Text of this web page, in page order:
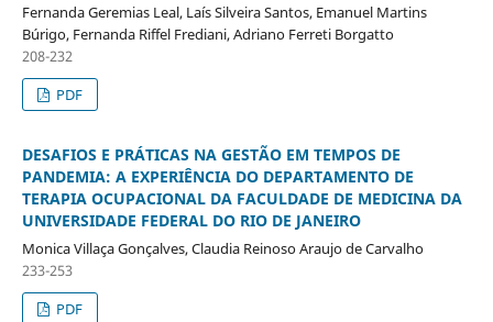
Fernanda Geremias Leal, Laís Silveira Santos, Emanuel Martins
Búrigo, Fernanda Riffel Frediani, Adriano Ferreti Borgatto
208-232
PDF
DESAFIOS E PRÁTICAS NA GESTÃO EM TEMPOS DE
PANDEMIA: A EXPERIÊNCIA DO DEPARTAMENTO DE
TERAPIA OCUPACIONAL DA FACULDADE DE MEDICINA DA
UNIVERSIDADE FEDERAL DO RIO DE JANEIRO
Monica Villaça Gonçalves, Claudia Reinoso Araujo de Carvalho
233-253
PDF